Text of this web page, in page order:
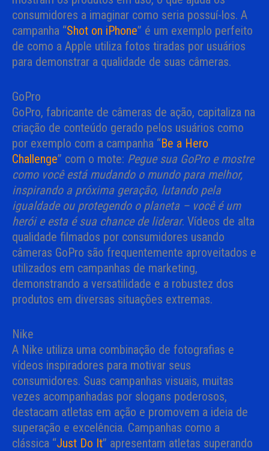
consumidores a imaginar como seria possuí-los. A
campanha “Shot on iPhone” é um exemplo perfeito
de como a Apple utiliza fotos tiradas por usuários
para demonstrar a qualidade de suas câmeras.
GoPro
GoPro, fabricante de câmeras de ação, capitaliza na
criação de conteúdo gerado pelos usuários como
por exemplo com a campanha “Be a Hero
Challenge” com o mote: Pegue sua GoPro e mostre
como você está mudando o mundo para melhor,
inspirando a próxima geração, lutando pela
igualdade ou protegendo o planeta – você é um
herói e esta é sua chance de liderar. Vídeos de alta
qualidade filmados por consumidores usando
câmeras GoPro são frequentemente aproveitados e
utilizados em campanhas de marketing,
demonstrando a versatilidade e a robustez dos
produtos em diversas situações extremas.
Nike
A Nike utiliza uma combinação de fotografias e
vídeos inspiradores para motivar seus
consumidores. Suas campanhas visuais, muitas
vezes acompanhadas por slogans poderosos,
destacam atletas em ação e promovem a ideia de
superação e excelência. Campanhas como a
clássica “Just Do It” apresentam atletas superando